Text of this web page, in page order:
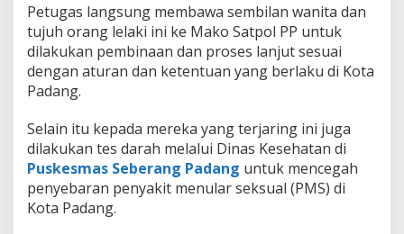
Petugas langsung membawa sembilan wanita dan
tujuh orang lelaki ini ke Mako Satpol PP untuk
dilakukan pembinaan dan proses lanjut sesuai
dengan aturan dan ketentuan yang berlaku di Kota
Padang.
Selain itu kepada mereka yang terjaring ini juga
dilakukan tes darah melalui Dinas Kesehatan di
Puskesmas Seberang Padang untuk mencegah
penyebaran penyakit menular seksual (PMS) di
Kota Padang.